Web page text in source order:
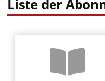
Liste der